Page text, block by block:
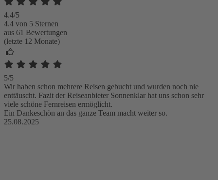
4.4/5
4.4 von 5 Sternen
aus 61 Bewertungen
(letzte 12 Monate)
5/5
Wir haben schon mehrere Reisen gebucht und wurden noch nie
enttäuscht. Fazit der Reiseanbieter Sonnenklar hat uns schon sehr
viele schöne Fernreisen ermöglicht.
Ein Dankeschön an das ganze Team macht weiter so.
25.08.2025